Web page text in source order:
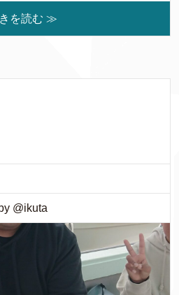
を読む ≫
by @ikuta